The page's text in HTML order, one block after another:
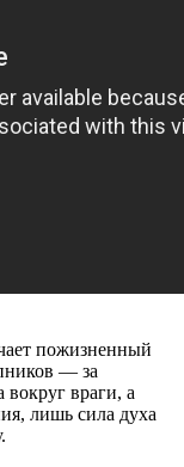
пожизненный
— за
вокруг враги, а
лишь сила духа